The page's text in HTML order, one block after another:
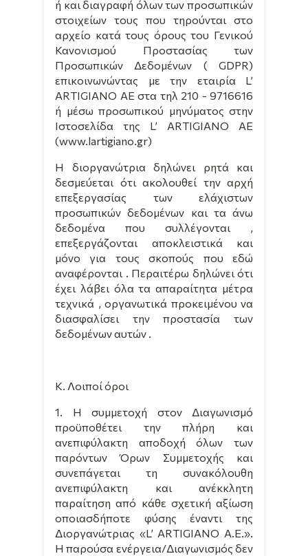
ή και διαγραφή όλων των προσωπικών
στοιχείων τους που τηρούνται στο
αρχείο κατά τους όρους του Γενικού
Κανονισμού Προστασίας των
Προσωπικών Δεδομένων ( GDPR)
επικοινωνώντας με την εταιρία L’
ARTIGIANO AE στα τηλ 210 - 9716616
ή μέσω προσωπικού μηνύματος στην
Ιστοσελίδα της L’ ARTIGIANO AE
(www.lartigiano.gr)
Η διοργανώτρια δηλώνει ρητά και
δεσμεύεται ότι ακολουθεί την αρχή
επεξεργασίας των ελάχιστων
προσωπικών δεδομένων και τα άνω
δεδομένα που συλλέγονται ,
επεξεργάζονται αποκλειστικά και
μόνο για τους σκοπούς που εδώ
αναφέρονται . Περαιτέρω δηλώνει ότι
έχει λάβει όλα τα απαραίτητα μέτρα
τεχνικά , οργανωτικά προκειμένου να
διασφαλίσει την προστασία των
δεδομένων αυτών .
Κ. Λοιποί όροι
1. Η συμμετοχή στον Διαγωνισμό
προϋποθέτει την πλήρη και
ανεπιφύλακτη αποδοχή όλων των
παρόντων Όρων Συμμετοχής και
συνεπάγεται τη συνακόλουθη
ανεπιφύλακτη και ανέκκλητη
παραίτηση από κάθε σχετική αξίωση
οποιασδήποτε φύσης έναντι της
Διοργανώτριας «L’ ARTIGIANO A.E.».
Η παρούσα ενέργεια/Διαγωνισμός δεν